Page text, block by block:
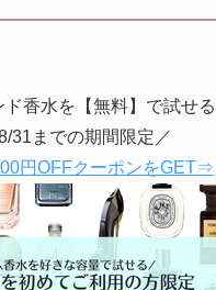
香水を【無料】で試せる
31までの期間限定／
円OFFクーポンをGET⇒